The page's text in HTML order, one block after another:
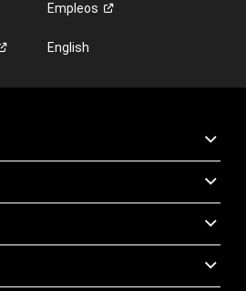
Empleos
English